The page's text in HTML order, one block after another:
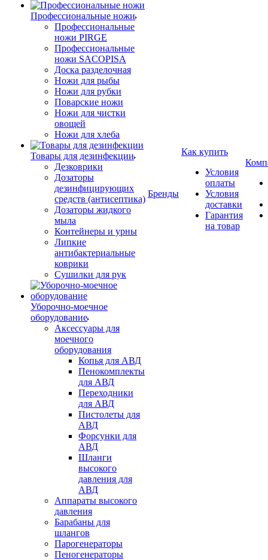
Профессиональные ножи
Профессиональные
ножи PIRGE
Профессиональные
ножи SACOPISA
Доска разделочная
Ножи для рыбы
Ножи для рубки
Поварские ножи
Ножи для чистки
овощей
Ножи для хлеба
Товары для дезинфекции
Дезковрики
Дозаторы
дезинфицирующих
средств (антисептика)
Дозаторы жидкого
мыла
Контейнеры и урны
Липкие
антибактериальные
коврики
Сушилки для рук
Уборочно-моечное
оборудование
Аксессуары для
моечного
оборудования
Копья для АВД
Пенокомплекты
для АВД
Переходники
для АВД
Пистолеты для
АВД
Форсунки для
АВД
Шланги
высокого
давления для
АВД
Аппараты высокого
давления
Барабаны для
шлангов
Парогенераторы
Пеногенераторы
Бренды
Как купить
Условия
оплаты
Условия
доставки
Гарантия
на товар